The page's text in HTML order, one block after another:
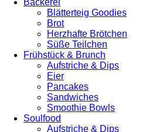
Bäckerei
Blätterteig Goodies
Brot
Herzhafte Brötchen
Süße Teilchen
Frühstück & Brunch
Aufstriche & Dips
Eier
Pancakes
Sandwiches
Smoothie Bowls
Soulfood
Aufstriche & Dips